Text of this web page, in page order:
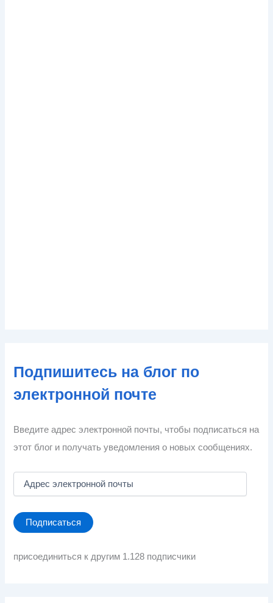
Подпишитесь на блог по
электронной почте
Введите адрес электронной почты, чтобы подписаться на
этот блог и получать уведомления о новых сообщениях.
е
с
е
Подписаться
присоединиться к другим 1.128 подписчики